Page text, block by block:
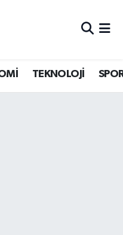
TEKNOLOJİ
Fikstür